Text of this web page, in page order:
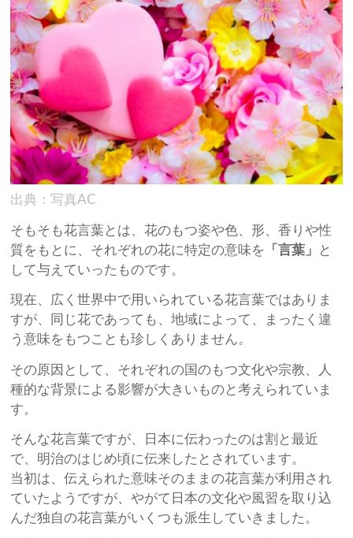
出典：写真AC
そもそも花言葉とは、花のもつ姿や色、形、香りや性
質をもとに、それぞれの花に特定の意味を 「言葉」
と
して与えていったものです。
現在、広く世界中で用いられている花言葉ではありま
すが、同じ花であっても、地域によって、まったく違
う意味をもつことも珍しくありません。
その原因として、それぞれの国のもつ文化や宗教、人
種的な背景による影響が大きいものと考えられていま
す。
そんな花言葉ですが、日本に伝わったのは割と最近
で、明治のはじめ頃に伝来したとされています。
当初は、伝えられた意味そのままの花言葉が利用され
ていたようですが、やがて日本の文化や風習を取り込
んだ独自の花言葉がいくつも派生していきました。